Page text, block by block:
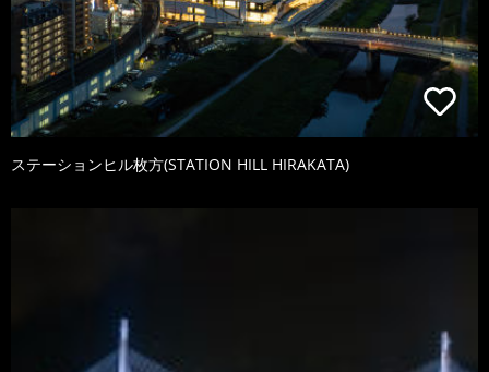
ステーションヒル枚方(STATION HILL HIRAKATA)